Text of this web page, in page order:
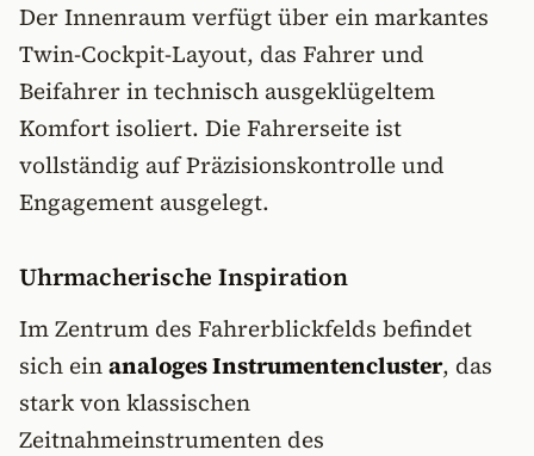
Der Innenraum verfügt über ein markantes
Twin-Cockpit-Layout, das Fahrer und
Beifahrer in technisch ausgeklügeltem
Komfort isoliert. Die Fahrerseite ist
vollständig auf Präzisionskontrolle und
Engagement ausgelegt.
Uhrmacherische Inspiration
Im Zentrum des Fahrerblickfelds befindet
sich einanaloges Instrumentencluster, das
stark von klassischen
Zeitnahmeinstrumenten des